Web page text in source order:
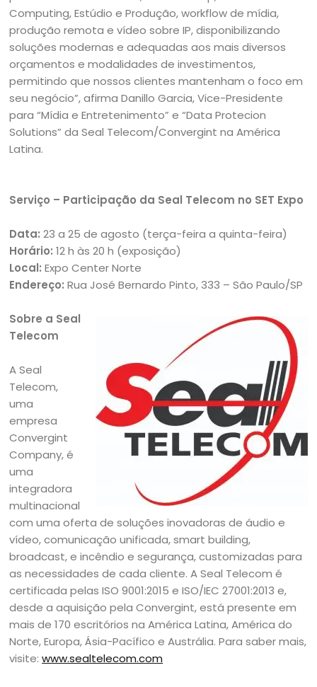
Computing, Estúdio e Produção, workflow de mídia,
produção remota e vídeo sobre IP, disponibilizando
soluções modernas e adequadas aos mais diversos
orçamentos e modalidades de investimentos,
permitindo que nossos clientes mantenham o foco em
seu negócio”, afirma Danillo Garcia, Vice-Presidente
para “Mídia e Entretenimento” e “Data Protecion
Solutions” da Seal Telecom/Convergint na América
Latina.
Serviço – Participação da Seal Telecom no SET Expo
Data:23 a 25 de agosto (terça-feira a quinta-feira)
Horário: 12 h às 20 h (exposição)
Local: Expo Center Norte
Endereço: Rua José Bernardo Pinto, 333 – São Paulo/SP
Sobre a Seal
Telecom
A Seal
Telecom,
uma
empresa
Convergint
Company, é
uma
integradora
multinacional
com uma oferta de soluções inovadoras de áudio e
vídeo, comunicação unificada, smart building,
broadcast, e incêndio e segurança, customizadas para
as necessidades de cada cliente. A Seal Telecom é
certificada pelas ISO 9001:2015 e ISO/IEC 27001:2013 e,
desde a aquisição pela Convergint, está presente em
mais de 170 escritórios na América Latina, América do
Norte, Europa, Ásia-Pacífico e Austrália. Para saber mais,
visite:www.sealtelecom.com